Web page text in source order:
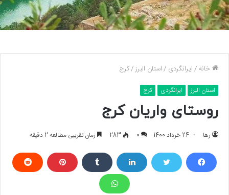
خانه /ایرانگردی /استان البرز/کرج
استان البرز ایرانگردی کرج
روستای واریان کرج
رها 24 خرداد 1400 0
283 زمان تقریبی مطالعه 2 دقیقه